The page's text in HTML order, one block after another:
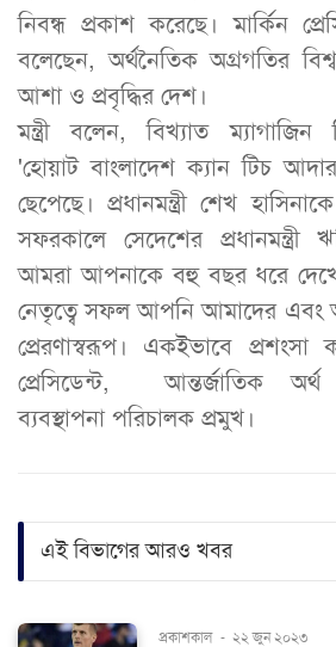
নিবন্ধ প্রকাশ করেছে। মার্কিন
বলেছেন, অর্থনৈতিক অগ্রগতির
আশা ও প্রবৃদ্ধির দেশ।
মন্ত্রী বলেন, বিখ্যাত ম্যাগাজিন
'হোয়াট বাংলাদেশ ক্যান টিচ
ছেপেছে। প্রধানমন্ত্রী শেখ
সফরকালে সেদেশের
আমরা আপনাকে বহু বছর ধরে
নেতৃত্বে সফল আপনি আমাদের এবং
প্রেরণাস্বরূপ। একইভাবে প্রশংসা
প্রেসিডেন্ট, আন্তর্জাতিক
ব্যবস্থাপনা পরিচালক প্রমুখ।
এই বিভাগের আরও খবর
প্রকাশকাল - ২২ জুন ২০২৩